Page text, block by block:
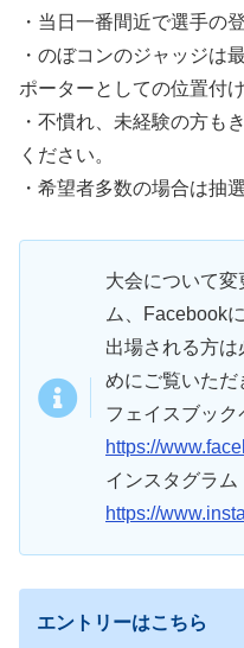
・当日一番間近で選手の
・のぼコンのジャッジは
ポーターとしての位置付け
・不慣れ、未経験の方も
ください。
・希望者多数の場合は抽
大会について
ム、Facebook
出場される方は
めにご覧いただ
フェイスブック
https://
インスタグラム
https://
エントリーはこちら